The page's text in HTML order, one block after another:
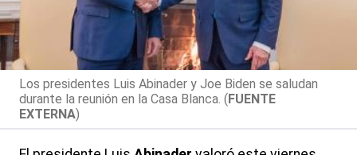
Los presidentes Luis Abinader y Joe Biden se saludan
durante la reunión en la Casa Blanca. (FUENTE
EXTERNA)